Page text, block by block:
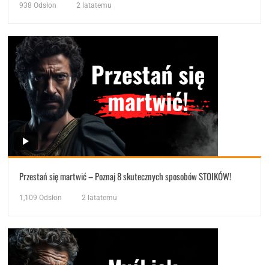
938 Odsłon 2 latatemu
Przestań się martwić – Poznaj 8 skutecznych sposobów STOIKÓW!
1,109 Odsłon 2 latatemu